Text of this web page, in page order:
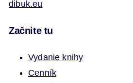
dibuk.eu
Začnite tu
Vydanie knihy
Cenník